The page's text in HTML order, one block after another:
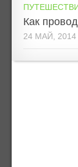
Как
24 МАЙ, 2014